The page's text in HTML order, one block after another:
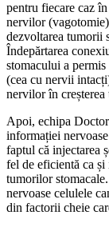
pentru fiecare caz
nervilor
dezvoltarea tumorii
Îndepărtarea
stomacului a
(cea cu nervii
nervilor în creșterea
Apoi, echipa
informației
faptul că injectarea
fel de eficientă ca
tumorilor
nervoase celulele
din factorii cheie